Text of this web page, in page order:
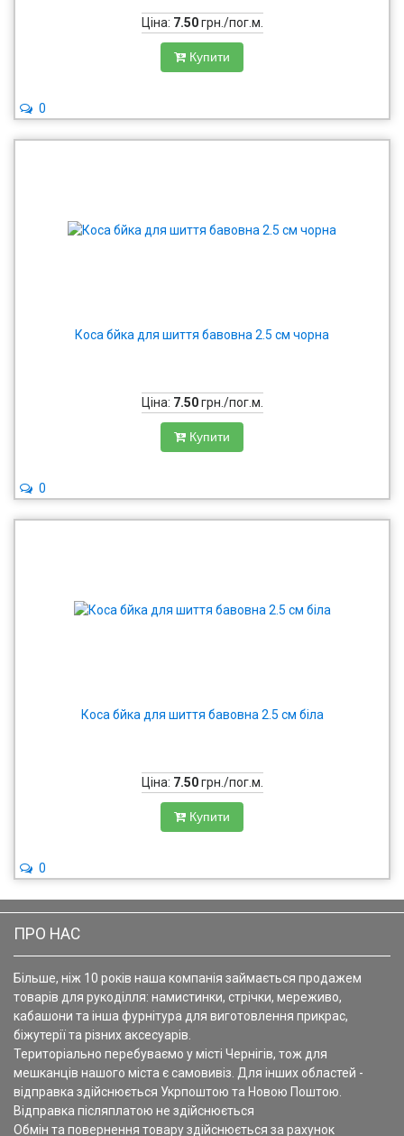
Ціна: 7.50грн./пог.м.
Купити
0
Коса бйка для шиття бавовна 2.5 см чорна
Ціна: 7.50грн./пог.м.
Купити
0
Коса бйка для шиття бавовна 2.5 см біла
Ціна: 7.50грн./пог.м.
Купити
0
ПРО НАС
Більше, ніж 10 років наша компанія займається продажем
товарів для рукоділля: намистинки, стрічки, мереживо,
кабашони та інша фурнітура для виготовлення прикрас,
біжутерії та різних аксесуарів.
Територіально перебуваємо у місті Чернігів, тож для
мешканців нашого міста є самовивіз. Для інших областей -
відправка здійснюється Укрпоштою та Новою Поштою.
Відправка післяплатою не здійснюється
Обмін та повернення товару здійснюється за рахунок